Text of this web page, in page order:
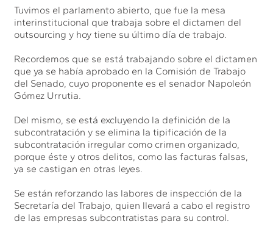
Tuvimos el parlamento abierto, que fue la mesa
interinstitucional que trabaja sobre el dictamen del
outsourcing y hoy tiene su último día de trabajo.
Recordemos que se está trabajando sobre el dictamen
que ya se había aprobado en la Comisión de Trabajo
del Senado, cuyo proponente es el senador Napoleón
Gómez Urrutia.
Del mismo, se está excluyendo la definición de la
subcontratación y se elimina la tipificación de la
subcontratación irregular como crimen organizado,
porque éste y otros delitos, como las facturas falsas,
ya se castigan en otras leyes.
Se están reforzando las labores de inspección de la
Secretaría del Trabajo, quien llevará a cabo el registro
de las empresas subcontratistas para su control.